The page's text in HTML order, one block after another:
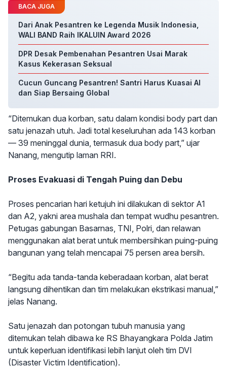
BACA JUGA
Dari Anak Pesantren ke Legenda Musik Indonesia,
WALI BAND Raih IKALUIN Award 2026
DPR Desak Pembenahan Pesantren Usai Marak
Kasus Kekerasan Seksual
Cucun Guncang Pesantren! Santri Harus Kuasai AI
dan Siap Bersaing Global
“Ditemukan dua korban, satu dalam kondisi body part dan
satu jenazah utuh. Jadi total keseluruhan ada 143 korban
— 39 meninggal dunia, termasuk dua body part,” ujar
Nanang, mengutip laman RRI.
Proses Evakuasi di Tengah Puing dan Debu
Proses pencarian hari ketujuh ini dilakukan di sektor A1
dan A2, yakni area mushala dan tempat wudhu pesantren.
Petugas gabungan Basarnas, TNI, Polri, dan relawan
menggunakan alat berat untuk membersihkan puing-puing
bangunan yang telah mencapai 75 persen area bersih.
“Begitu ada tanda-tanda keberadaan korban, alat berat
langsung dihentikan dan tim melakukan ekstrikasi manual,”
jelas Nanang.
Satu jenazah dan potongan tubuh manusia yang
ditemukan telah dibawa ke RS Bhayangkara Polda Jatim
untuk keperluan identifikasi lebih lanjut oleh tim DVI
(Disaster Victim Identification).